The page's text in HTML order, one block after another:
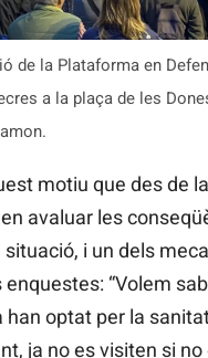
de la Plataforma en
a la plaça de les
motiu que des de
avaluar les
situació, i un dels
enquestes: “Volem
han optat per la
ja no es visiten si